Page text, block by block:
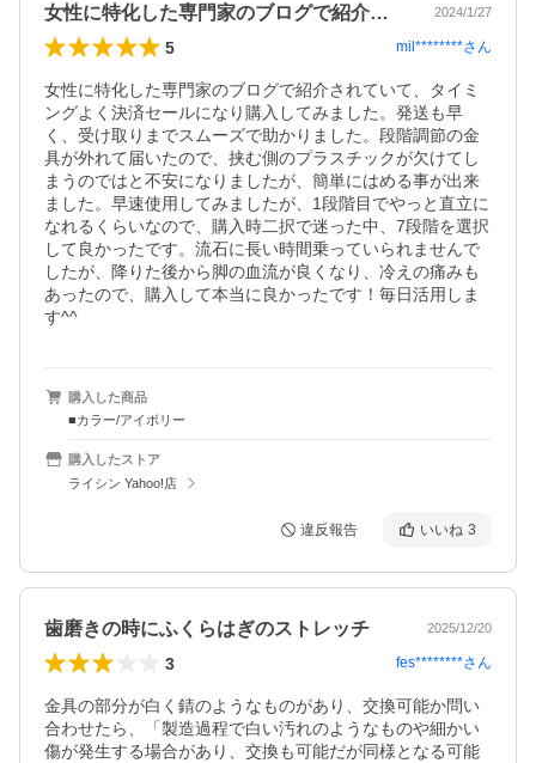
女性に特化した専門家のブログで紹介され… 2024/1/27
5 mil********さん
女性に特化した専門家のブログで紹介されていて、タイミ
ングよく決済セールになり購入してみました。発送も早
く、受け取りまでスムーズで助かりました。段階調節の金
具が外れて届いたので、挟む側のプラスチックが欠けてし
まうのではと不安になりましたが、簡単にはめる事が出来
ました。早速使用してみましたが、1段階目でやっと直立に
なれるくらいなので、購入時二択で迷った中、7段階を選択
して良かったです。流石に長い時間乗っていられませんで
したが、降りた後から脚の血流が良くなり、冷えの痛みも
あったので、購入して本当に良かったです！毎日活用しま
す^^
購入した商品
■カラー/アイボリー
購入したストア
ライシン Yahoo!店
違反報告 いいね 3
歯磨きの時にふくらはぎのストレッチ 2025/12/20
3 fes********さん
金具の部分が白く錆のようなものがあり、交換可能か問い
合わせたら、「製造過程で白い汚れのようなものや細かい
傷が発生する場合があり、交換も可能だが同様となる可能